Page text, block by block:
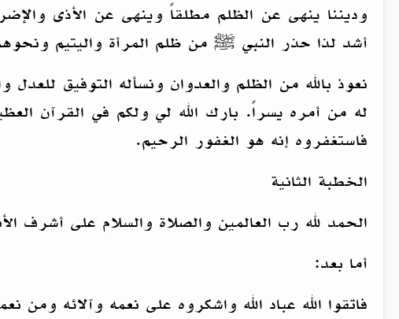
وديننا ينهى عن الظلم مطلقاً وينهى عن الأذى
أشد لذا حذر النبي ﷺ من ظلم المرأة واليتيم
نعوذ بالله من الظلم والعدوان ونسأله التوفيق
له من أمره يسراً. بارك الله لي ولكم في القرآن
فاستغفروه إنه هو الغفور الرحيم.
الخطبة الثانية
الحمد لله رب العالمين والصلاة والسلام على أشرف
أما بعد:
فاتقوا الله عباد الله واشكروه على نعمه وآلائه